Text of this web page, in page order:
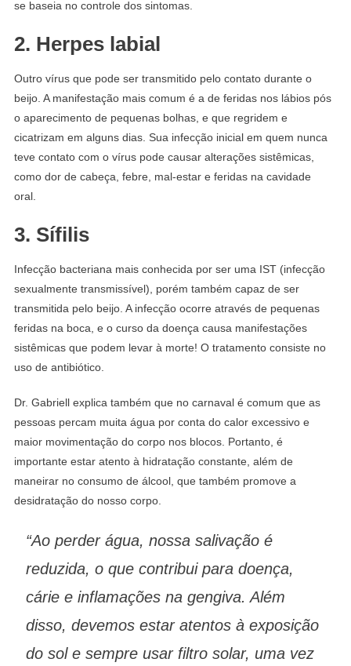
se baseia no controle dos sintomas.
2. Herpes labial
Outro vírus que pode ser transmitido pelo contato durante o
beijo. A manifestação mais comum é a de feridas nos lábios pós
o aparecimento de pequenas bolhas, e que regridem e
cicatrizam em alguns dias. Sua infecção inicial em quem nunca
teve contato com o vírus pode causar alterações sistêmicas,
como dor de cabeça, febre, mal-estar e feridas na cavidade
oral.
3. Sífilis
Infecção bacteriana mais conhecida por ser uma IST (infecção
sexualmente transmissível), porém também capaz de ser
transmitida pelo beijo. A infecção ocorre através de pequenas
feridas na boca, e o curso da doença causa manifestações
sistêmicas que podem levar à morte! O tratamento consiste no
uso de antibiótico.
Dr. Gabriell explica também que no carnaval é comum que as
pessoas percam muita água por conta do calor excessivo e
maior movimentação do corpo nos blocos. Portanto, é
importante estar atento à hidratação constante, além de
maneirar no consumo de álcool, que também promove a
desidratação do nosso corpo.
“Ao perder água, nossa salivação é
reduzida, o que contribui para doença,
cárie e inflamações na gengiva. Além
disso, devemos estar atentos à exposição
do sol e sempre usar filtro solar, uma vez